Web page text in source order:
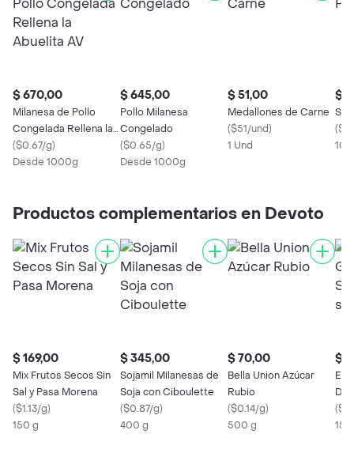
$ 670,00
Milanesa de Pollo
Congelada Rellena la
Abuelita AV
($0.67/g)
Desde 1000g
$ 645,00
Pollo Milanesa
Congelado
($0.65/g)
Desde 1000g
$ 51,00
Medallones de Carne
($51/und)
1 Und
$
(
Productos complementarios en Devoto
$ 169,00
Mix Frutos Secos Sin
Sal y Pasa Morena
($1.13/g)
150 g
$ 345,00
Sojamil Milanesas de
Soja con Ciboulette
($0.87/g)
400 g
$ 70,00
Bella Union Azúcar
Rubio
($0.14/g)
500 g
$
El
sin
(